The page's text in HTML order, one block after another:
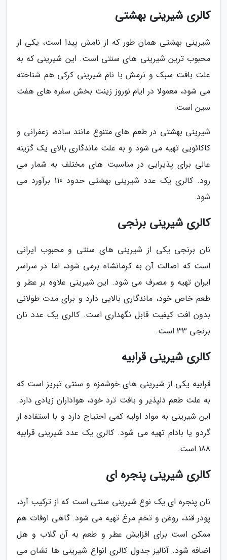
کالری شیرینی بهشتی
شیرینی بهشتی همان طور که از نامش پیدا است، یکی از
محبوب ترین شیرینی های سنتی است. این شیرینی که به
علت بافت سبک و نرمش با نام شیرینی کرکی هم شناخته
می شود، معمولا در ایام نوروز زینت بخش سفره های هفت
سین است.
شیرینی بهشتی در طعم های متنوع مانند ساده، زعفرانی و
کاکائویی تهیه می شود و به علت ماندگاری بالای یک گزینه
عالی برای پذیرایی در مناسبت های مختلف به شمار می
رود. کالری یک عدد شیرینی بهشتی حدود 110 برآورد می
شود.
کالری شیرینی برنجی
نان برنجی یکی از شیرینی های سنتی و محبوب ایرانی
است که اصالت آن به کرمانشاه برمی شود، اما در سراسر
ایران تهیه و مصرف می شود. این شیرینی علاوه بر عطر و
طعم خاص خود، ماندگاری بالایی دارد و برای مدت طولانی
بدون افت کیفیت قابل نگهداری است. کالری یک عدد نان
برنجی 33 است.
کالری شیرینی قرابیه
قرابیه یکی از شیرینی های خوشمزه و سنتی تبریز است که
به علت طعم دلپذیر و بافت ترد خود، هواداران زیادی دارد.
این شیرینی به مواد اولیه کمی احتیاج دارد و با استفاده از
گردو یا بادام تهیه می شود. کالری یک عدد شیرینی قرابیه
188 است.
کالری شیرینی پنجره ای
نان پنجره ای یک نوع شیرینی سنتی است که از ترکیب آرد،
پودر قند، روغن و تخم مرغ تهیه می شود. گاهی اوقات هم
ممکن است برای افزایش عطر و طعم به آن گلاب و هل
اضافه شود. آنالیز جدول کالری انواع شیرینی ها نشان می